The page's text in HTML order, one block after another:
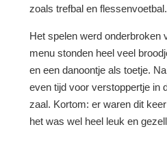
zoals trefbal en flessenvoetbal.
Het spelen werd onderbroken
menu stonden heel veel
en een danoontje als toetje.
even tijd voor verstoppertje in
zaal. Kortom: er waren dit
het was wel heel leuk en